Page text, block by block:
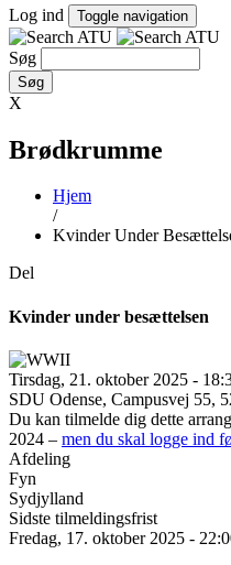
Log ind Toggle navigation
Søg
X
Brødkrumme
Hjem
/
Kvinder Under
Del
Kvinder under besættelsen
Tirsdag, 21. oktober 2025 -
SDU Odense, Campusvej 55,
Du kan tilmelde dig dette
2024 – men du skal logge ind
Afdeling
Fyn
Sydjylland
Sidste tilmeldingsfrist
Fredag, 17. oktober 2025 -